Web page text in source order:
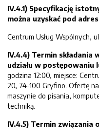
IV.4.1) Specyfikację
można uzyskać pod
Centrum Usług Wspólnych,
IV.4.4) Termin
udziału w postępowaniu
godzina 12:00, miejsce:
20, 74-100 Gryfino. Ofertę
maszynie do pisania,
techniką.
IV.4.5) Termin związania